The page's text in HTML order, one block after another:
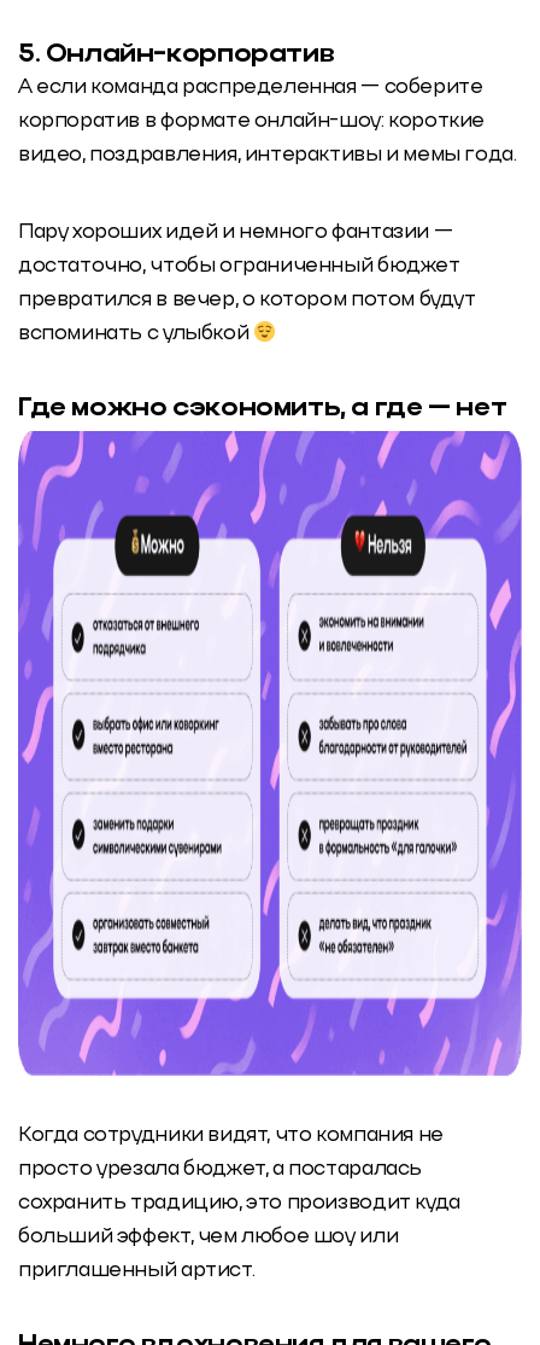
5. Онлайн-корпоратив
А если команда распределенная — соберите
корпоратив в формате онлайн-шоу: короткие
видео, поздравления, интерактивы и мемы года.
Пару хороших идей и немного фантазии —
достаточно, чтобы ограниченный бюджет
превратился в вечер, о котором потом будут
вспоминать с улыбкой
Где можно сэкономить, а где — нет
Когда сотрудники видят, что компания не
просто урезала бюджет, а постаралась
сохранить традицию, это производит куда
больший эффект, чем любое шоу или
приглашенный артист.